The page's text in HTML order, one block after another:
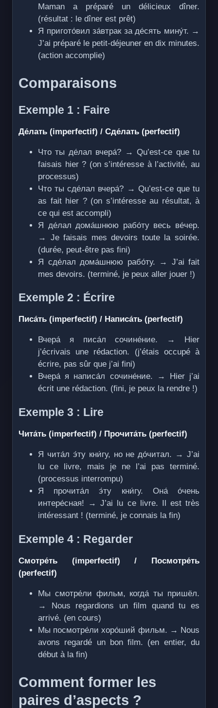
Maman a préparé un délicieux dîner.
(résultat : le dîner est prêt)
Я пригото́вил за́втрак за де́сять мину́т. →
J’ai préparé le petit-déjeuner en dix minutes.
(action accomplie)
Comparaisons
Exemple 1 : Faire
Де́лать (imperfectif) / Сде́лать (perfectif)
Что ты де́лал вчера́? → Qu’est-ce que tu
faisais hier ? (on s’intéresse à l’activité, au
processus)
Что ты сде́лал вчера́? → Qu’est-ce que tu
as fait hier ? (on s’intéresse au résultat, à
ce qui est accompli)
Я де́лал дома́шнюю рабо́ту весь ве́чер.
→ Je faisais mes devoirs toute la soirée.
(durée, peut-être pas fini)
Я сде́лал дома́шнюю рабо́ту. → J’ai fait
mes devoirs. (terminé, je peux aller jouer !)
Exemple 2 : Écrire
Писа́ть (imperfectif) / Написа́ть (perfectif)
Вчера́ я писа́л сочине́ние. → Hier
j’écrivais une rédaction. (j’étais occupé à
écrire, pas sûr que j’ai fini)
Вчера́ я написа́л сочине́ние. → Hier j’ai
écrit une rédaction. (fini, je peux la rendre !)
Exemple 3 : Lire
Чита́ть (imperfectif) / Прочита́ть (perfectif)
Я чита́л э́ту кни́гу, но не до́читал. → J’ai
lu ce livre, mais je ne l’ai pas terminé.
(processus interrompu)
Я прочита́л э́ту кни́гу. Она́ о́чень
интере́сная! → J’ai lu ce livre. Il est très
intéressant ! (terminé, je connais la fin)
Exemple 4 : Regarder
Смотре́ть (imperfectif) / Посмотре́ть
(perfectif)
Мы смотре́ли фильм, когда́ ты пришёл.
→ Nous regardions un film quand tu es
arrivé. (en cours)
Мы посмотре́ли хоро́ший фильм. → Nous
avons regardé un bon film. (en entier, du
début à la fin)
Comment former les
paires d’aspects ?